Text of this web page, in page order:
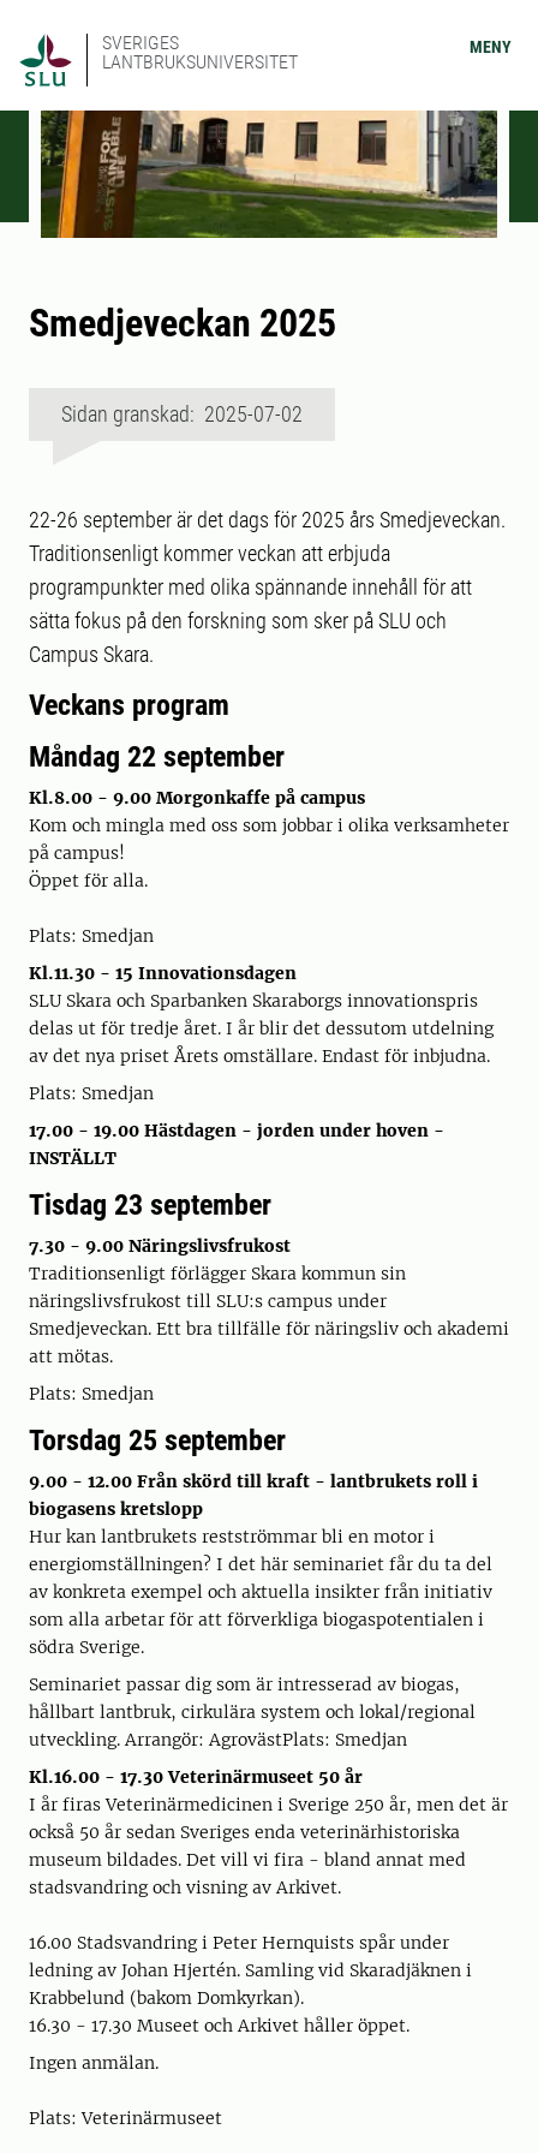
SVERIGES
LANTBRUKSUNIVERSITET
MENY
Smedjeveckan 2025
Sidan granskad: 2025-07-02
22-26 september är det dags för 2025 års Smedjeveckan.
Traditionsenligt kommer veckan att erbjuda
programpunkter med olika spännande innehåll för att
sätta fokus på den forskning som sker på SLU och
Campus Skara.
Veckans program
Måndag 22 september
Kl.8.00 - 9.00 Morgonkaffe på campus
Kom och mingla med oss som jobbar i olika verksamheter
på campus!
Öppet för alla.
Plats: Smedjan
Kl.11.30 - 15 Innovationsdagen
SLU Skara och Sparbanken Skaraborgs innovationspris
delas ut för tredje året. I år blir det dessutom utdelning
av det nya priset Årets omställare. Endast för inbjudna.
Plats: Smedjan
17.00 - 19.00 Hästdagen - jorden under hoven -
INSTÄLLT
Tisdag 23 september
7.30 - 9.00 Näringslivsfrukost
Traditionsenligt förlägger Skara kommun sin
näringslivsfrukost till SLU:s campus under
Smedjeveckan. Ett bra tillfälle för näringsliv och akademi
att mötas.
Plats: Smedjan
Torsdag 25 september
9.00 - 12.00 Från skörd till kraft - lantbrukets roll i
biogasens kretslopp
Hur kan lantbrukets restströmmar bli en motor i
energiomställningen? I det här seminariet får du ta del
av konkreta exempel och aktuella insikter från initiativ
som alla arbetar för att förverkliga biogaspotentialen i
södra Sverige.
Seminariet passar dig som är intresserad av biogas,
hållbart lantbruk, cirkulära system och lokal/regional
utveckling. Arrangör: AgrovästPlats: Smedjan
Kl.16.00 - 17.30 Veterinärmuseet 50 år
I år firas Veterinärmedicinen i Sverige 250 år, men det är
också 50 år sedan Sveriges enda veterinärhistoriska
museum bildades. Det vill vi fira - bland annat med
stadsvandring och visning av Arkivet.
16.00 Stadsvandring i Peter Hernquists spår under
ledning av Johan Hjertén. Samling vid Skaradjäknen i
Krabbelund (bakom Domkyrkan).
16.30 - 17.30 Museet och Arkivet håller öppet.
Ingen anmälan.
Plats: Veterinärmuseet